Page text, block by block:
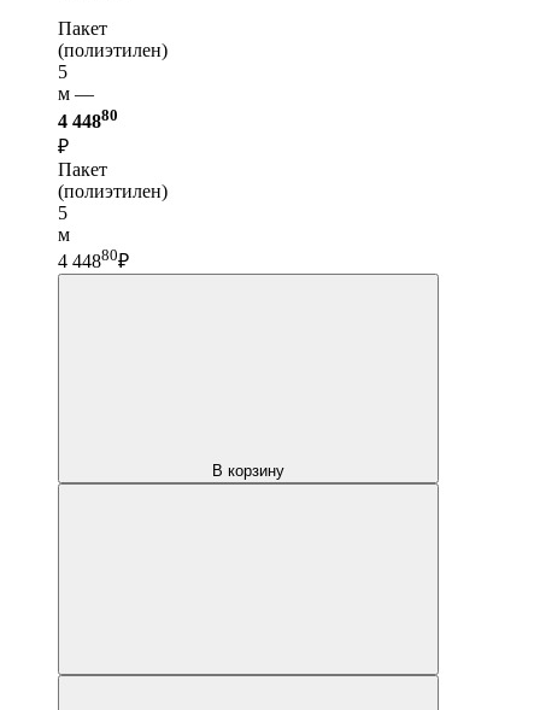
Пакет
(полиэтилен)
5
м —
4 44880
₽
Пакет
(полиэтилен)
5
м
4 44880₽
В корзину